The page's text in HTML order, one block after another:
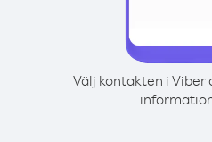
Välj kontakten i Viber